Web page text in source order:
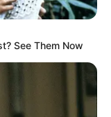
See Them Now